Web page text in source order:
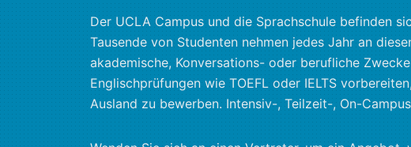
Der UCLA Campus und die Sprachschule befinden
Tausende von Studenten nehmen jedes Jahr an
akademische, Konversations- oder berufliche
Englischprüfungen wie TOEFL oder IELTS
Ausland zu bewerben. Intensiv-, Teilzeit-, On-